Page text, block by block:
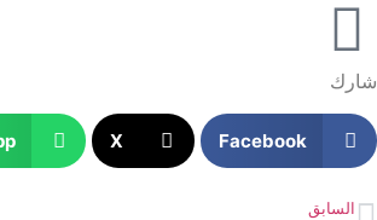
شارك
Facebook
X
السابق